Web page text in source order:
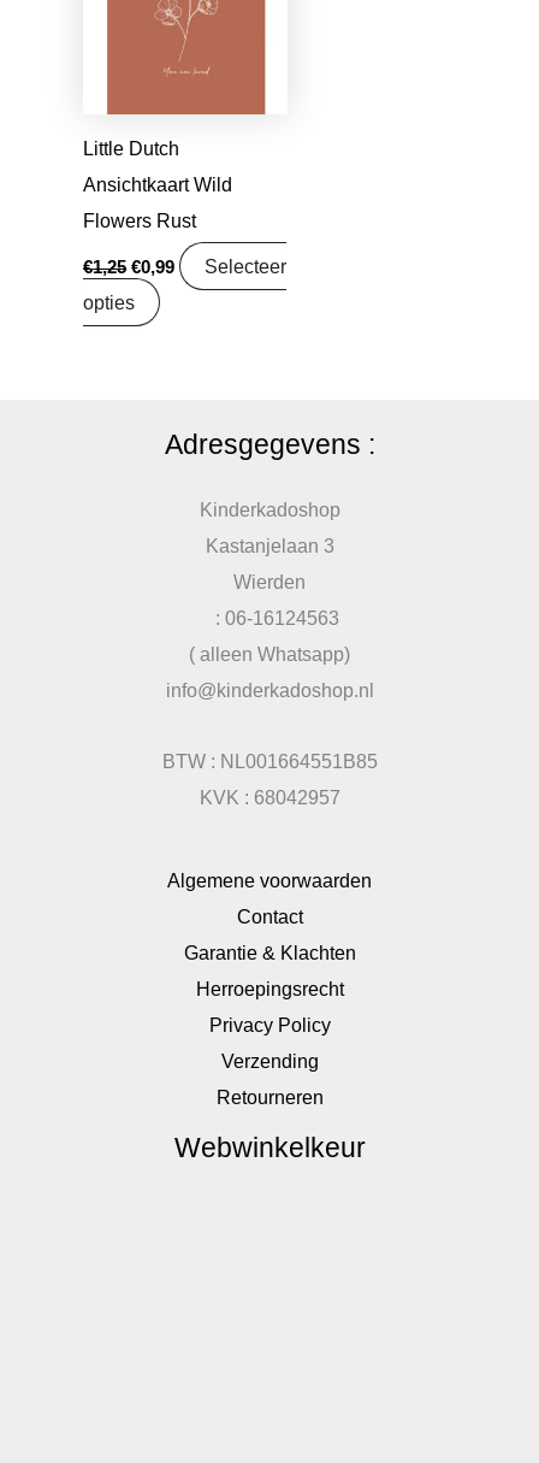
Little Dutch
Ansichtkaart Wild
Flowers Rust
€1,25 €0,99
Selecteer
opties
Adresgegevens :
Kinderkadoshop
Kastanjelaan 3
Wierden
: 06-16124563
( alleen Whatsapp)
info@kinderkadoshop.nl
BTW : NL001664551B85
KVK : 68042957
Algemene voorwaarden
Contact
Garantie & Klachten
Herroepingsrecht
Privacy Policy
Verzending
Retourneren
Webwinkelkeur